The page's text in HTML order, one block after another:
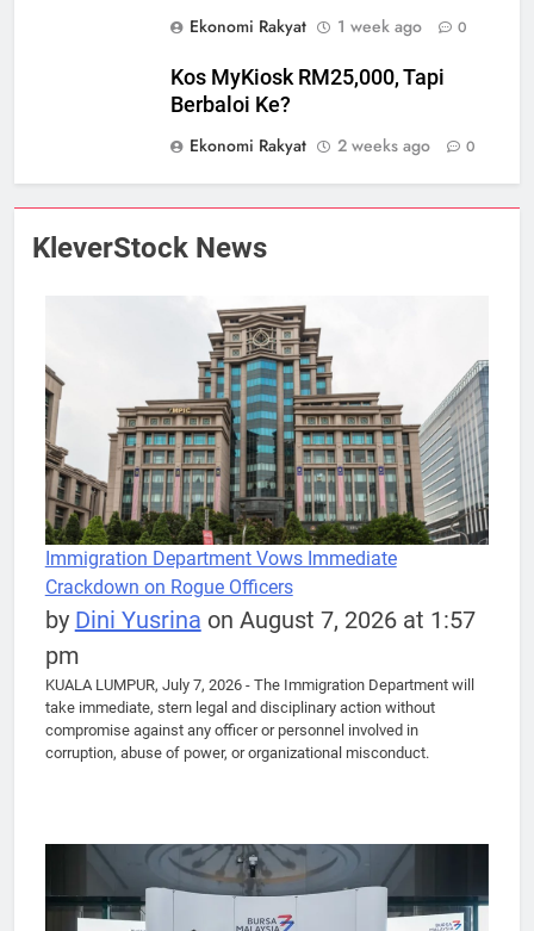
Ekonomi Rakyat
1 week ago 0
Kos MyKiosk RM25,000, Tapi
Berbaloi Ke?
Ekonomi Rakyat
2 weeks ago 0
KleverStock News
Immigration Department Vows Immediate
Crackdown on Rogue Officers
by Dini Yusrina on August 7, 2026 at 1:57
pm
KUALA LUMPUR, July 7, 2026 - The Immigration Department will
take immediate, stern legal and disciplinary action without
compromise against any officer or personnel involved in
corruption, abuse of power, or organizational misconduct.